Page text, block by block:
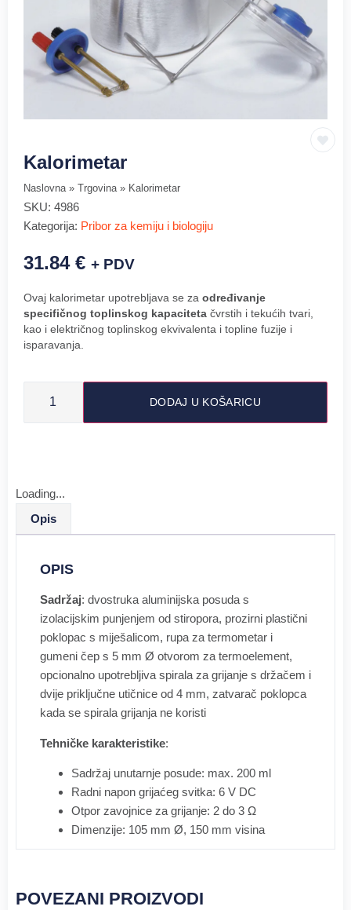
Kalorimetar
Naslovna » Trgovina » Kalorimetar
SKU: 4986
Kategorija: Pribor za kemiju i biologiju
31.84 € + PDV
Ovaj kalorimetar upotrebljava se za određivanje
specifičnog toplinskog kapaciteta čvrstih i tekućih tvari,
kao i električnog toplinskog ekvivalenta i topline fuzije i
isparavanja.
DODAJ U KOŠARICU
Loading...
Opis
OPIS
Sadržaj: dvostruka aluminijska posuda s
izolacijskim punjenjem od stiropora, prozirni plastični
poklopac s miješalicom, rupa za termometar i
gumeni čep s 5 mm Ø otvorom za termoelement,
opcionalno upotrebljiva spirala za grijanje s držačem i
dvije priključne utičnice od 4 mm, zatvarač poklopca
kada se spirala grijanja ne koristi
Tehničke karakteristike:
Sadržaj unutarnje posude: max. 200 ml
Radni napon grijaćeg svitka: 6 V DC
Otpor zavojnice za grijanje: 2 do 3 Ω
Dimenzije: 105 mm Ø, 150 mm visina
POVEZANI PROIZVODI